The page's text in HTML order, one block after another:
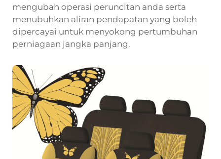
mengubah operasi peruncitan anda serta
menubuhkan aliran pendapatan yang boleh
dipercayai untuk menyokong pertumbuhan
perniagaan jangka panjang.